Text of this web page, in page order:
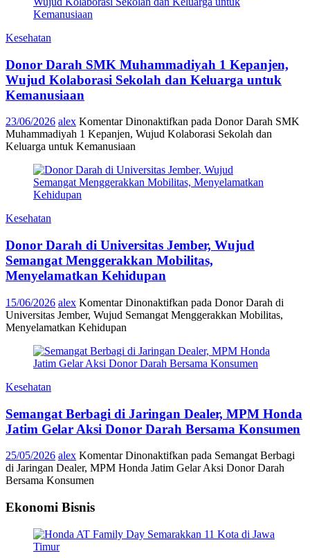
Kesehatan
Donor Darah SMK Muhammadiyah 1 Kepanjen,
Wujud Kolaborasi Sekolah dan Keluarga untuk
Kemanusiaan
23/06/2026 alex Komentar Dinonaktifkan pada Donor Darah SMK
Muhammadiyah 1 Kepanjen, Wujud Kolaborasi Sekolah dan
Keluarga untuk Kemanusiaan
Kesehatan
Donor Darah di Universitas Jember, Wujud
Semangat Menggerakkan Mobilitas,
Menyelamatkan Kehidupan
15/06/2026 alex Komentar Dinonaktifkan pada Donor Darah di
Universitas Jember, Wujud Semangat Menggerakkan Mobilitas,
Menyelamatkan Kehidupan
Kesehatan
Semangat Berbagi di Jaringan Dealer, MPM Honda
Jatim Gelar Aksi Donor Darah Bersama Konsumen
25/05/2026 alex Komentar Dinonaktifkan pada Semangat Berbagi
di Jaringan Dealer, MPM Honda Jatim Gelar Aksi Donor Darah
Bersama Konsumen
Ekonomi Bisnis